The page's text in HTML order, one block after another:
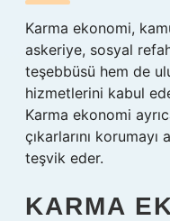
Karma ekonomi,
askeriye, sosyal
teşebbüsü hem de
hizmetlerini kabul
Karma ekonomi
çıkarlarını
teşvik eder.
KARMA